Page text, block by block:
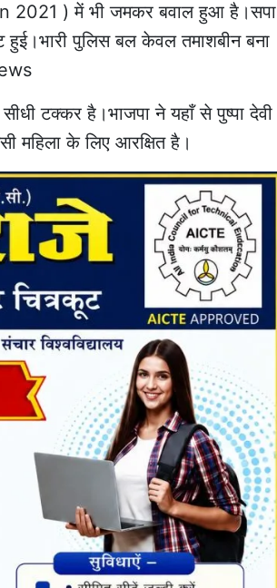
) में भी जमकर बवाल हुआ है।सपा
हुई।भारी पुलिस बल केवल तमाशबीन बना
टक्कर है।भाजपा ने यहाँ से पुष्पा देवी
महिला के लिए आरक्षित है।